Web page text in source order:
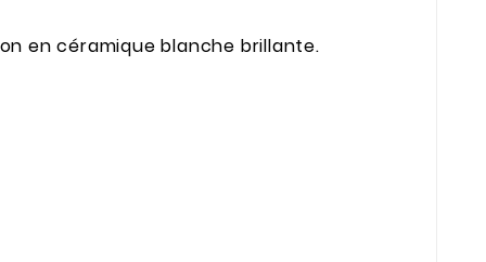
en céramique blanche brillante.